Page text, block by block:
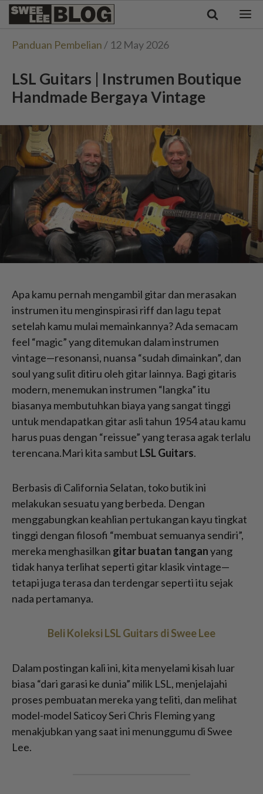
Singapore
Malaysia
Tiếng Việt
Swee
Blog
Panduan Pembelian / 12 May 2026
LSL Guitars | Instrumen Boutique
Handmade Bergaya Vintage
Apa kamu pernah mengambil gitar dan merasakan
instrumen itu menginspirasi riff dan lagu tepat
setelah kamu mulai memainkannya? Ada semacam
feel “magic” yang ditemukan dalam instrumen
vintage—resonansi, nuansa “sudah dimainkan”, dan
soul yang sulit ditiru oleh gitar lainnya. Bagi gitaris
modern, menemukan instrumen “langka” itu
biasanya membutuhkan biaya yang sangat tinggi
untuk mendapatkan gitar asli tahun 1954 atau kamu
harus puas dengan “reissue” yang terasa agak terlalu
terencana.Mari kita sambut LSL Guitars.
Berbasis di California Selatan, toko butik ini
melakukan sesuatu yang berbeda. Dengan
menggabungkan keahlian pertukangan kayu tingkat
tinggi dengan filosofi “membuat semuanya sendiri”,
mereka menghasilkan gitar buatan tanganyang
tidak hanya terlihat seperti gitar klasik vintage—
tetapi juga terasa dan terdengar seperti itu sejak
nada pertamanya.
Beli Koleksi LSL Guitars di Swee Lee
Dalam postingan kali ini, kita menyelami kisah luar
biasa “dari garasi ke dunia” milik LSL, menjelajahi
proses pembuatan mereka yang teliti, dan melihat
model-model Saticoy Seri Chris Fleming yang
menakjubkan yang saat ini menunggumu di Swee
Lee.